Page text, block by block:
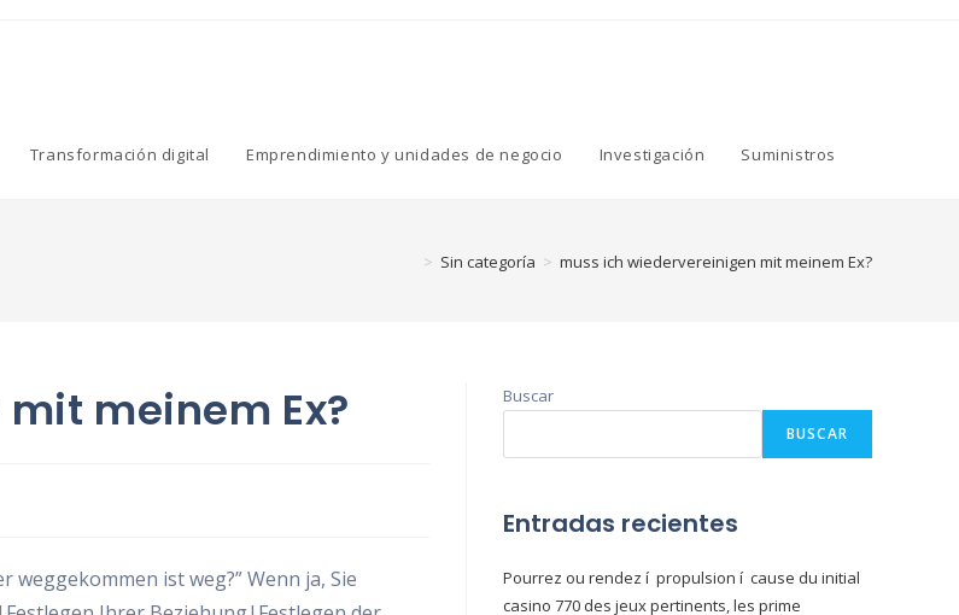
Transformación digital Emprendimiento y unidades de negocio Investigación Suministros
> Sin categoría > muss ich wiedervereinigen mit meinem Ex?
meinem Ex?
ist weg?” Wenn ja, Sie
Buscar
BUSCAR
Entradas recientes
Pourrez ou rendez í propulsion í cause du initial
casino 770 des jeux pertinents, les prime